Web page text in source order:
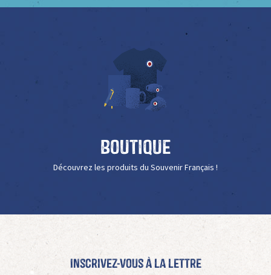
Boutique
Découvrez les produits du Souvenir Français !
Inscrivez-vous à La Lettre